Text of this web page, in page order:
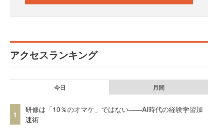
アクセスランキング
今日 月間
1
研修は「10％のオマケ」ではない——AI時代の経験学習加
速術